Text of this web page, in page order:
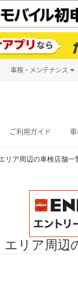
車検・メンテナンス
ご利用ガイド
リア周辺の車検店舗一
エリア周辺